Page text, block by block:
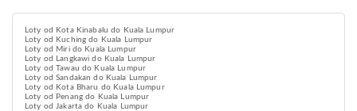
Loty od Kota Kinabalu do Kuala Lumpur
Loty od Kuching do Kuala Lumpur
Loty od Miri do Kuala Lumpur
Loty od Langkawi do Kuala Lumpur
Loty od Tawau do Kuala Lumpur
Loty od Sandakan do Kuala Lumpur
Loty od Kota Bharu do Kuala Lumpur
Loty od Penang do Kuala Lumpur
Loty od Jakarta do Kuala Lumpur